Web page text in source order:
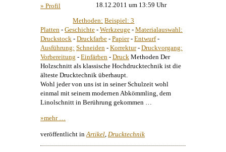
» Profil
18.12.2011 um 13:59 Uhr
Methoden: Beispiel: 3
Platten - Geschichte - Werkzeuge - Materialauswahl:
Druckstock - Druckfarbe - Papier- Entwurf-
Ausführung: Schneiden - Korrektur- Druckvorgang:
Vorbereitung - Einfärben - Druck Methoden Der
Holzschnitt als klassische Hochdrucktechnik ist die
älteste Drucktechnik überhaupt.
Wohl jeder von uns ist in seiner Schulzeit wohl
einmal mit seinem modernen Abkömmling, dem
Linolschnitt in Berührung gekommen …
»mehr …
veröffentlicht in Artikel Drucktechnik